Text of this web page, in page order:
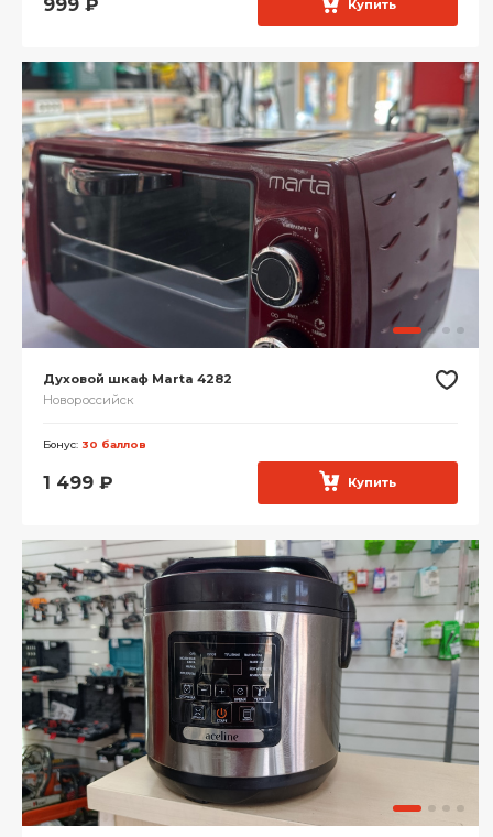
999 ₽ Купить
Духовой шкаф Marta 4282
Новороссийск
Бонус: 30 баллов
1 499 ₽ Купить